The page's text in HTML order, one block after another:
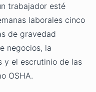
trabajador esté
laborales cinco
de gravedad
negocios, la
y el escrutinio de las
OSHA.